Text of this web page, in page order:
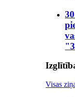
Visas